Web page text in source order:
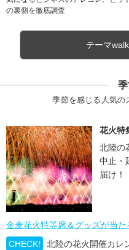
の裏側を徹底調査
テーマ
季節を感じる人気の
花火特
北陸の
中止・
届け！
金麦花火特等席＆グッズが当た
CHECK!
北陸の花火開催カレ